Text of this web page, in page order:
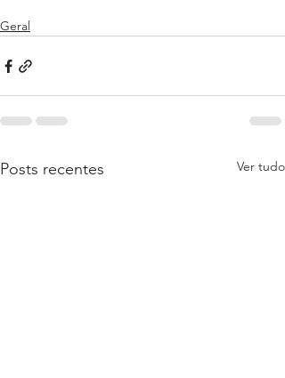
Geral
Posts recentes Ver tudo